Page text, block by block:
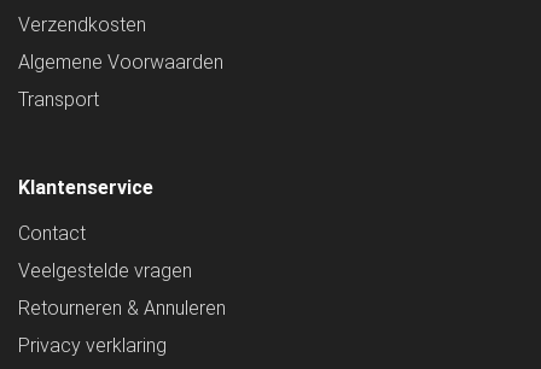
Verzendkosten
Algemene Voorwaarden
Transport
Klantenservice
Contact
Veelgestelde vragen
Retourneren & Annuleren
Privacy verklaring